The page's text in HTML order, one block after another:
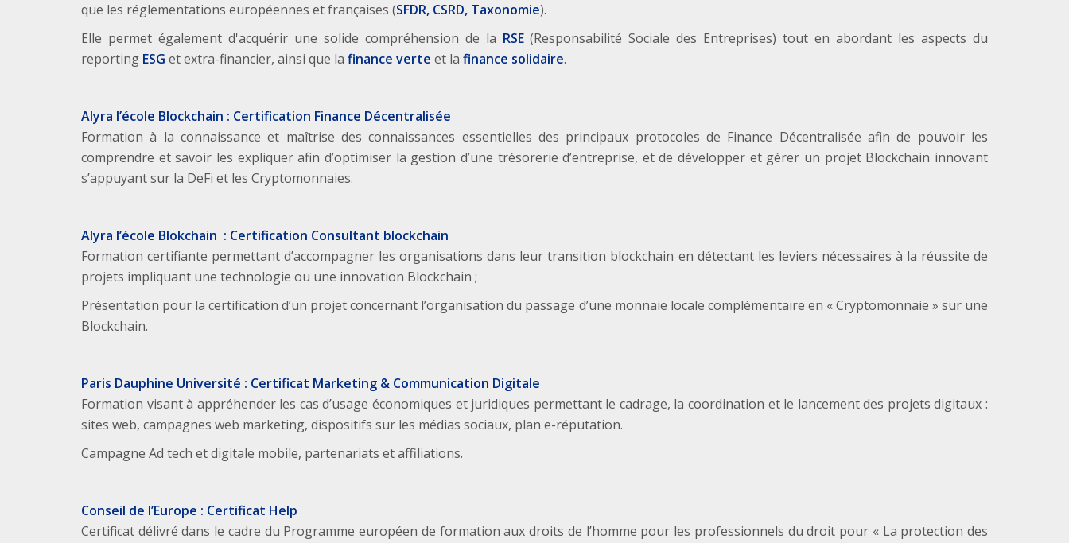
que les réglementations européennes et françaises (SFDR, CSRD, Taxonomie).
Elle permet également d'acquérir une solide compréhension de la RSE(Responsabilité Sociale des Entreprises) tout en abordant les aspects du
reporting ESG et extra-financier, ainsi que la finance verte et la finance solidaire.
Alyra l’école Blockchain : Certification Finance Décentralisée
Formation à la connaissance et maîtrise des connaissances essentielles des principaux protocoles de Finance Décentralisée afin de pouvoir les
comprendre et savoir les expliquer afin d’optimiser la gestion d’une trésorerie d’entreprise, et de développer et gérer un projet Blockchain innovant
s’appuyant sur la DeFi et les Cryptomonnaies.
Alyra l’école Blokchain : Certification Consultant blockchain
Formation certifiante permettant d’accompagner les organisations dans leur transition blockchain en détectant les leviers nécessaires à la réussite de
projets impliquant une technologie ou une innovation Blockchain ;
Présentation pour la certification d’un projet concernant l’organisation du passage d’une monnaie locale complémentaire en « Cryptomonnaie » sur une
Blockchain.
Paris Dauphine Université : Certificat Marketing & Communication Digitale
Formation visant à appréhender les cas d’usage économiques et juridiques permettant le cadrage, la coordination et le lancement des projets digitaux :
sites web, campagnes web marketing, dispositifs sur les médias sociaux, plan e-réputation.
Campagne Ad tech et digitale mobile, partenariats et affiliations.
Conseil de l’Europe : Certificat Help
Certificat délivré dans le cadre du Programme européen de formation aux droits de l’homme pour les professionnels du droit pour « La protection des